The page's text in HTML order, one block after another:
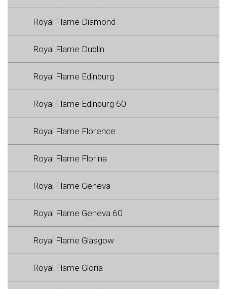
Royal Flame Diamond
Royal Flame Dublin
Royal Flame Edinburg
Royal Flame Edinburg 60
Royal Flame Florence
Royal Flame Florina
Royal Flame Geneva
Royal Flame Geneva 60
Royal Flame Glasgow
Royal Flame Gloria